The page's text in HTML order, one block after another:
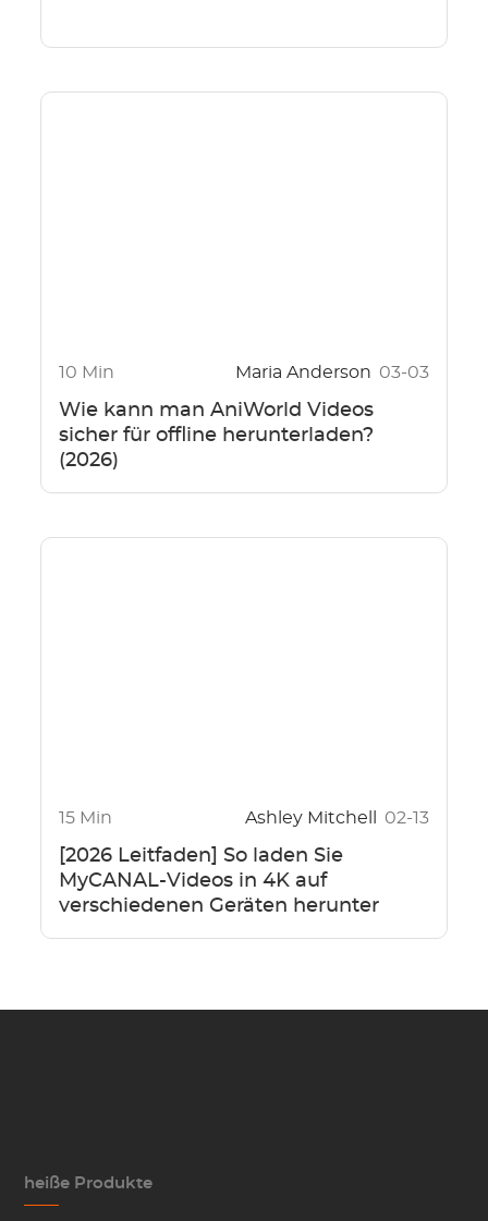
10 Min Maria Anderson 03-03
Wie kann man AniWorld Videos
sicher für offline herunterladen?
(2026)
15 Min Ashley Mitchell 02-13
[2026 Leitfaden] So laden Sie
MyCANAL-Videos in 4K auf
verschiedenen Geräten herunter
heiße Produkte